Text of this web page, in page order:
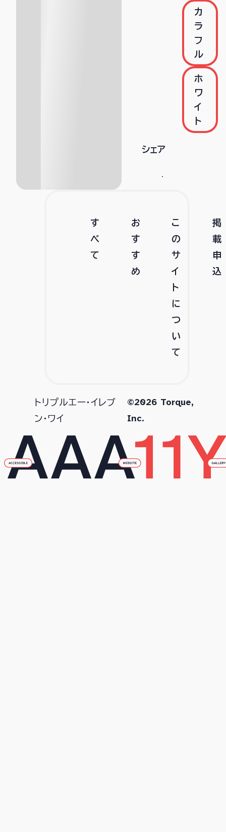
カ
ラ
フ
ル
ホ
ワ
イ
ト
シェア
す
べ
て
お
す
す
め
こ
の
サ
イ
ト
に
つ
い
て
掲
載
申
込
トリプルエー・イレブ
ン・ワイ
©2026 Torque,
Inc.